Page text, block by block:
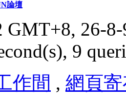
論壇
GMT+8, 26-
9
作間 , 網頁